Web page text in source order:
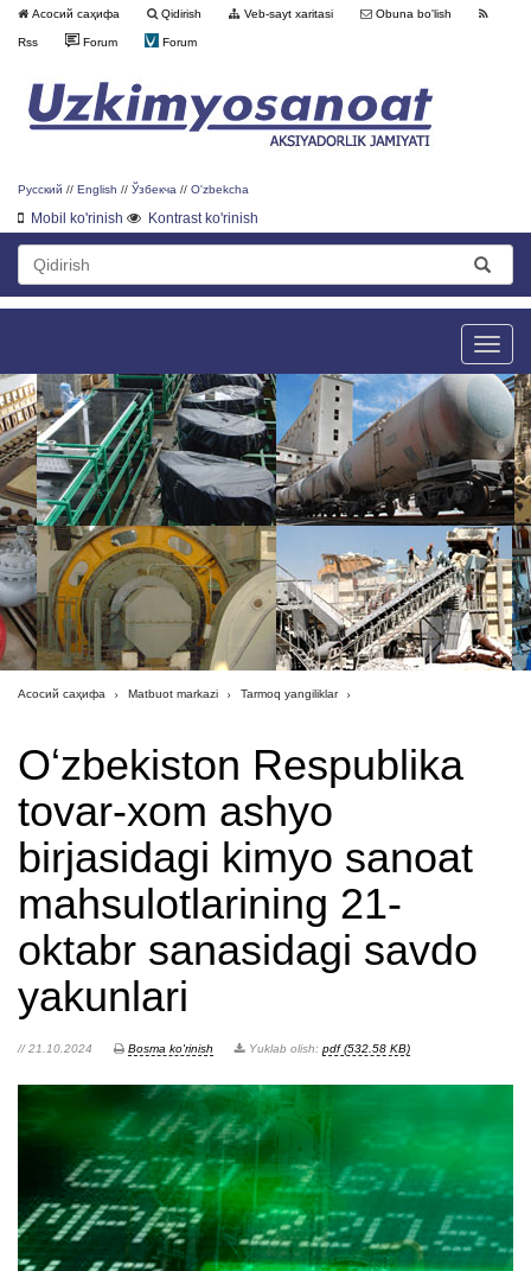
Асосий саҳифа Qidirish Veb-sayt xaritasi Obuna bo'lish
Rss Forum Forum
Русский // English // Ўзбекча // O'zbekcha
Mobil ko'rinish Kontrast ko'rinish
Toggle
Асосий саҳифа Matbuot markazi Tarmoq yangiliklar
Oʻzbekiston Respublika
tovar-xom ashyo
birjasidagi kimyo sanoat
mahsulotlarining 21-
oktabr sanasidagi savdo
yakunlari
// 21.10.2024 Bosma ko'rinish Yuklab olish: pdf (532.58 KB)